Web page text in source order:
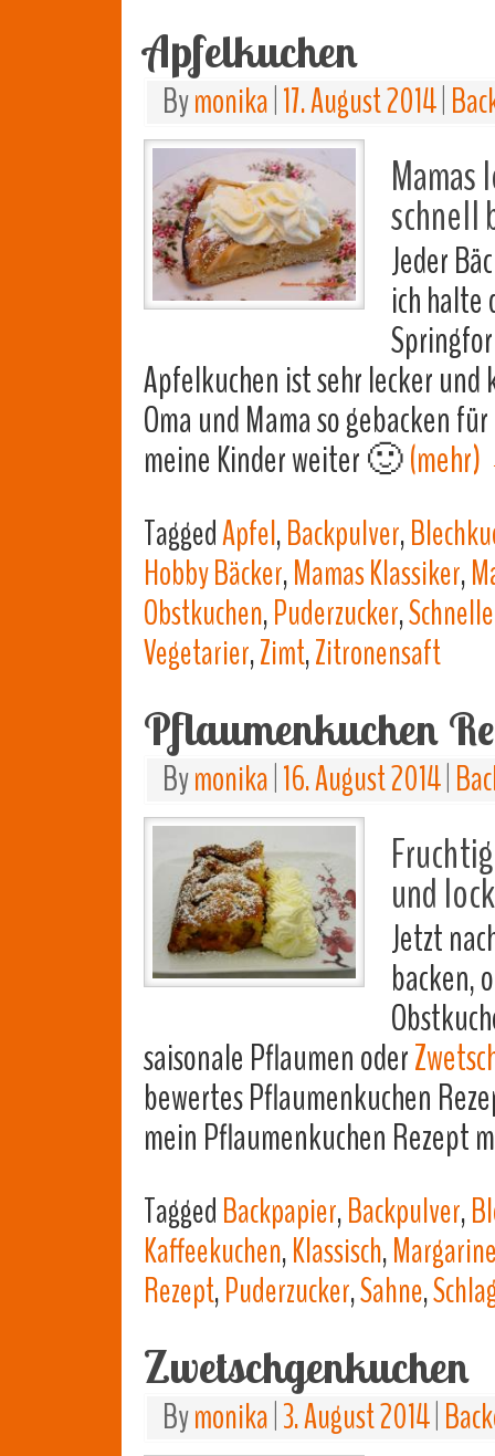
Apfelkuchen
Bymonika 17. August 2014
schnell
Jeder
ich halte
Apfelkuchen ist sehr lecker
Oma und Mama so gebacken
meine Kinder weiter 🙂(mehr)
TaggedApfel,Backpulver,
Hobby Bäcker,Mamas Klassiker,
Obstkuchen,Puderzucker,
Vegetarier,Zimt,Zitronensaft
Pflaumenkuchen
Bymonika 16. August 2014
und
Jetzt
backen,
saisonale Pflaumen oder
bewertes Pflaumenkuchen
mein Pflaumenkuchen Rezept
TaggedBackpapier,Backpulver,
Kaffeekuchen,Klassisch,
Rezept,Puderzucker,Sahne,
Zwetschgenkuchen
Bymonika 3. August 2014